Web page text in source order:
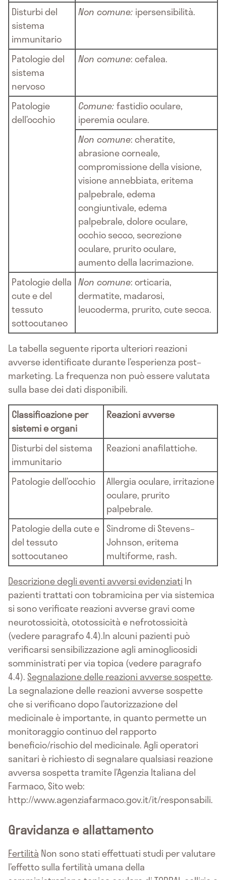
Disturbi del
sistema
immunitario
Non comune: ipersensibilità.
Patologie del
sistema
nervoso
Non comune: cefalea.
Patologie
dell’occhio
Comune:fastidio oculare,
iperemia oculare.
Non comune: cheratite,
abrasione corneale,
compromissione della visione,
visione annebbiata, eritema
palpebrale, edema
congiuntivale, edema
palpebrale, dolore oculare,
occhio secco, secrezione
oculare, prurito oculare,
aumento della lacrimazione.
Patologie della
cute e del
tessuto
sottocutaneo
Non comune: orticaria,
dermatite, madarosi,
leucoderma, prurito, cute secca.
La tabella seguente riporta ulteriori reazioni
avverse identificate durante l’esperienza post–
marketing. La frequenza non può essere valutata
sulla base dei dati disponibili.
Classificazione per
sistemi e organi
Reazioni avverse
Disturbi del sistema
immunitario
Reazioni anafilattiche.
Patologie dell’occhio
Allergia oculare, irritazione
oculare, prurito
palpebrale.
Patologie della cute e
del tessuto
sottocutaneo
Sindrome di Stevens–
Johnson, eritema
multiforme, rash.
Descrizione degli eventi avversi evidenziati In
pazienti trattati con tobramicina per via sistemica
si sono verificate reazioni avverse gravi come
neurotossicità, ototossicità e nefrotossicità
(vedere paragrafo 4.4).In alcuni pazienti può
verificarsi sensibilizzazione agli aminoglicosidi
somministrati per via topica (vedere paragrafo
4.4). Segnalazione delle reazioni avverse sospette.
La segnalazione delle reazioni avverse sospette
che si verificano dopo l’autorizzazione del
medicinale è importante, in quanto permette un
monitoraggio continuo del rapporto
beneficio/rischio del medicinale. Agli operatori
sanitari è richiesto di segnalare qualsiasi reazione
avversa sospetta tramite l’Agenzia Italiana del
Farmaco, Sito web:
http://www.agenziafarmaco.gov.it/it/responsabili.
Gravidanza e allattamento
Fertilità Non sono stati effettuati studi per valutare
l’effetto sulla fertilità umana della